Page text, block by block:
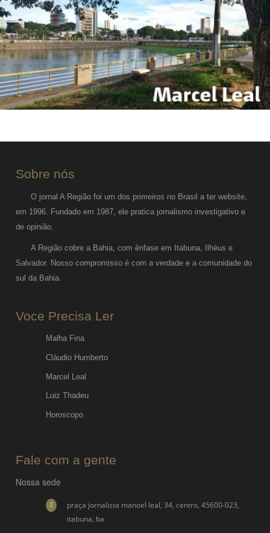
Sobre nós
O jornal A Região foi um dos primeiros no Brasil a ter website,
em 1996. Fundado em 1987, ele pratica jornalismo investigativo e
de opinião.
A Região cobre a Bahia, com ênfase em Itabuna, Ilhéus e
Salvador. Nosso compromisso é com a verdade e a comunidade do
sul da Bahia.
Voce Precisa Ler
Malha Fina
Cláudio Humberto
Marcel Leal
Luiz Thadeu
Horoscopo
Fale com a gente
Nossa sede
praça jornalista manoel leal, 34, centro, 45600-023,
itabuna, ba